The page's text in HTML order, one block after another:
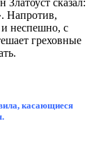
Напротив,
и неспешно, с
греховные
касающиеся